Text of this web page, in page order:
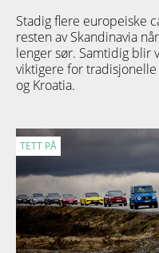
Stadig flere europeiske
resten av Skandinavia
lenger sør. Samtidig blir
viktigere for
og Kroatia.
TETT PÅ